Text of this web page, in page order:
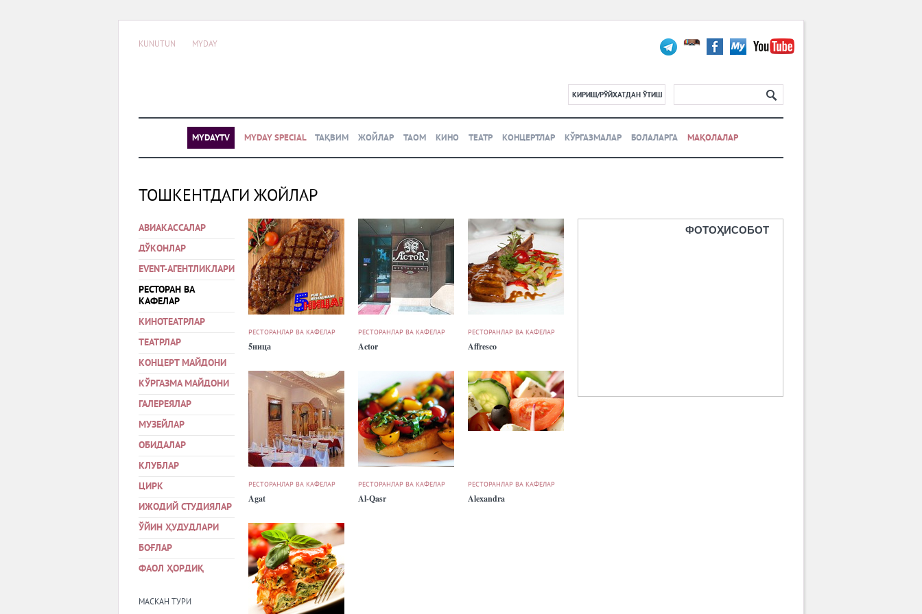
KUNUTUN MYDAY
КИРИШ/РЎЙХАТДАН ЎТИШ
MYDAYTV MYDAY SPECIAL ТАҚВИМ ЖОЙЛАР ТАОМ КИНО ТЕАТР КОНЦЕРТЛАР КЎРГАЗМАЛАР БОЛАЛАРГА МАҚОЛАЛАР
ТОШКЕНТДАГИ ЖОЙЛАР
АВИАКАССАЛАР
ДЎКОНЛАР
EVENT-АГЕНТЛИКЛАРИ
РЕСТОРАН ВА
КАФЕЛАР
КИНОТЕАТРЛАР
ТЕАТРЛАР
КОНЦЕРТ МАЙДОНИ
КЎРГАЗМА МАЙДОНИ
ГАЛЕРЕЯЛАР
МУЗЕЙЛАР
ОБИДАЛАР
КЛУБЛАР
ЦИРК
ИЖОДИЙ СТУДИЯЛАР
ЎЙИН ҲУДУДЛАРИ
БОҒЛАР
ФАОЛ ҲОРДИҚ
МАСКАН ТУРИ
РЕСТОРАНЛАР ВА КАФЕЛАР
5ница
РЕСТОРАНЛАР ВА КАФЕЛАР
Actor
РЕСТОРАНЛАР ВА КАФЕЛАР
Affresco
РЕСТОРАНЛАР ВА КАФЕЛАР
Agat
РЕСТОРАНЛАР ВА КАФЕЛАР
Al-Qasr
РЕСТОРАНЛАР ВА КАФЕЛАР
Alexandra
ФОТОҲИСОБОТ